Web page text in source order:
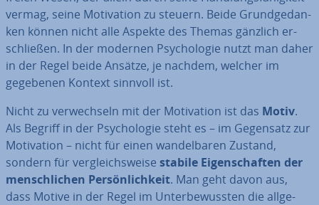
vermag, seine Mo­ti­va­ti­on zu steuern. Beide Grund­ge­dan­
ken können nicht alle Aspekte des Themas gänzlich er­
schlie­ßen. In der modernen Psy­cho­lo­gie nutzt man daher
in der Regel beide Ansätze, je nachdem, welcher im
gegebenen Kontext sinnvoll ist.
Nicht zu ver­wech­seln mit der Mo­ti­va­ti­on ist das Motiv.
Als Begriff in der Psy­cho­lo­gie steht es – im Gegensatz zur
Mo­ti­va­ti­on – nicht für einen wan­del­ba­ren Zustand,
sondern für ver­gleichs­wei­se stabile Ei­gen­schaf­ten der
mensch­li­chen Per­sön­lich­keit. Man geht davon aus,
dass Motive in der Regel im Un­ter­be­wuss­ten die all­ge­